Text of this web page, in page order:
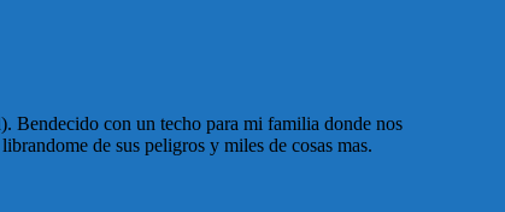
Bendecido con un techo para mi familia donde nos
de sus peligros y miles de cosas mas.